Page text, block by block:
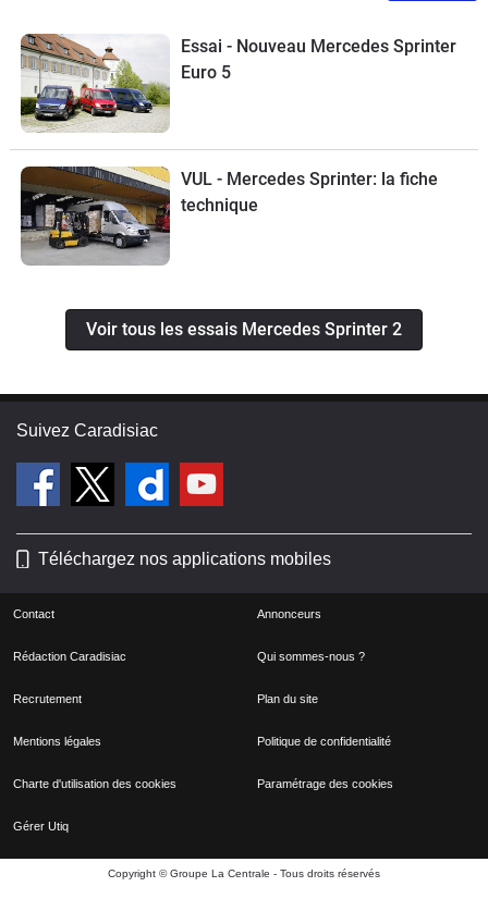
Essai - Nouveau Mercedes Sprinter
Euro 5
VUL - Mercedes Sprinter: la fiche
technique
Voir tous les essais Mercedes Sprinter 2
Suivez Caradisiac
Téléchargez nos applications mobiles
Contact Annonceurs
Rédaction Caradisiac Qui sommes-nous ?
Recrutement Plan du site
Mentions légales Politique de confidentialité
Charte d'utilisation des cookies Paramétrage des cookies
Gérer Utiq
Copyright © Groupe La Centrale - Tous droits réservés